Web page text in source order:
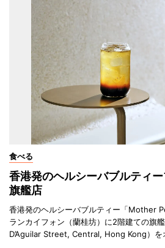
食べる
香港発のヘルシーバブルティ
旗艦店
香港発のヘルシーバブルティー「Mother
ランカイフォン（蘭桂坊）に2階建ての旗
D’Aguilar Street, Central, Hong Kong）を